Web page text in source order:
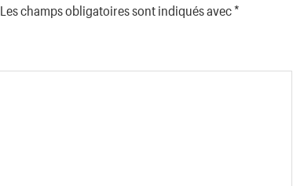
Les champs obligatoires sont indiqués avec*